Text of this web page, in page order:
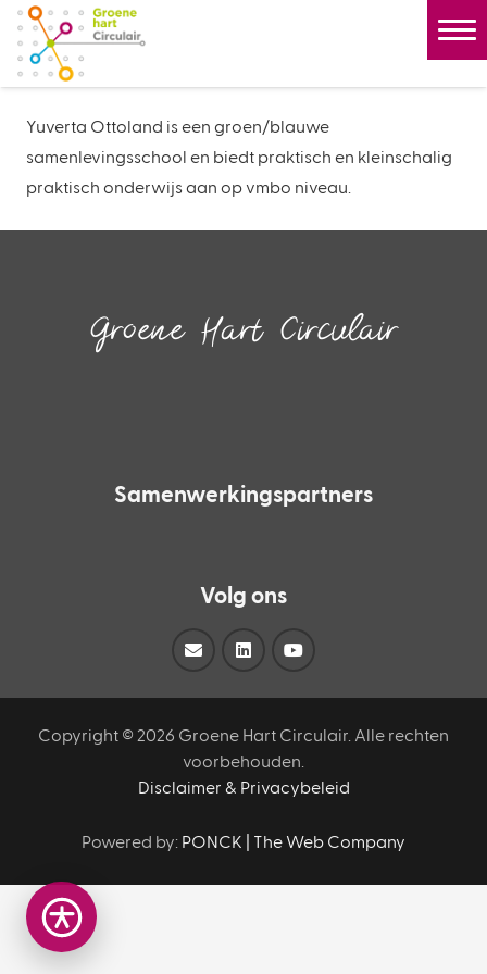
Yuverta Ottoland is een groen/blauwe
samenlevingsschool en biedt praktisch en kleinschalig
praktisch onderwijs aan op vmbo niveau.
Groene Hart Circulair
Samenwerkingspartners
Volg ons
Copyright © 2026 Groene Hart Circulair. Alle rechten
voorbehouden.
Disclaimer & Privacybeleid
Powered by: PONCK | The Web Company
Open toegankelijkheidsbalk